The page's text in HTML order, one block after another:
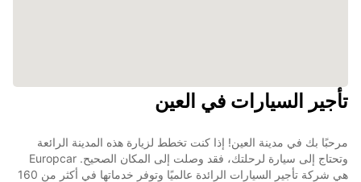
تأجير السيارات في العين
مرحبًا بك في مدينة العين! إذا كنت تخطط لزيارة هذه المدينة الرائعة
وتحتاج إلى سيارة لرحلتك، فقد وصلت إلى المكان الصحيح. Europcar
هي شركة تأجير السيارات الرائدة عالميًا وتوفر خدماتها في أكثر من 160